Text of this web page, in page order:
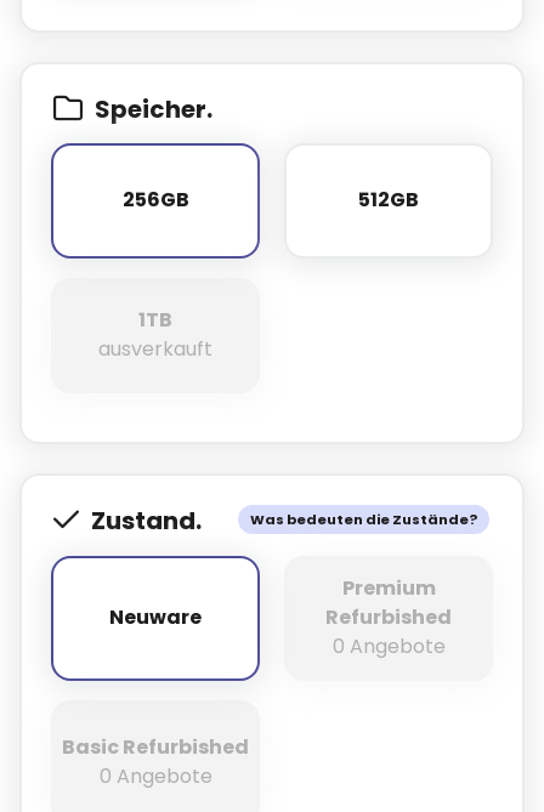
Speicher.
256GB
256GB 512GB
512GB
1TB
ausverkauft
1TB
Was bedeuten die Zustände?
Zustand.
Neuware
Neuware
Premium
Refurbished
0 Angebote
Basic Refurbished
0 Angebote